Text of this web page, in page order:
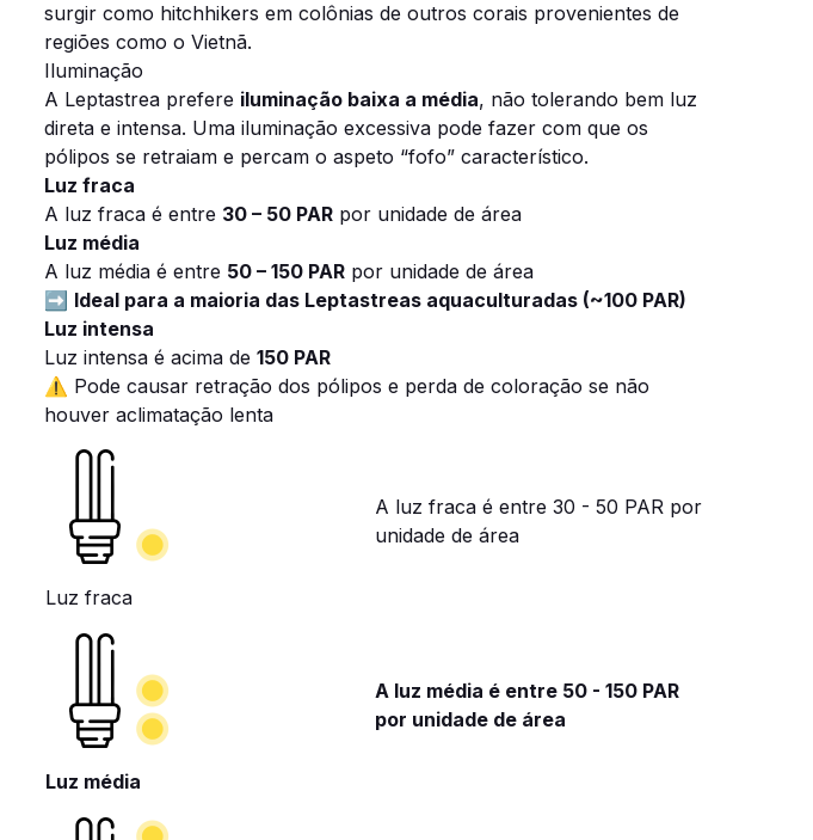
surgir como hitchhikers em colônias de outros corais provenientes de
regiões como o Vietnã.
Iluminação
A Leptastrea prefere iluminação baixa a média, não tolerando bem luz
direta e intensa. Uma iluminação excessiva pode fazer com que os
pólipos se retraiam e percam o aspeto “fofo” característico.
Luz fraca
A luz fraca é entre 30 – 50 PAR por unidade de área
Luz média
A luz média é entre 50 – 150 PAR por unidade de área
➡️ Ideal para a maioria das Leptastreas aquaculturadas (~100 PAR)
Luz intensa
Luz intensa é acima de 150 PAR
⚠️ Pode causar retração dos pólipos e perda de coloração se não
houver aclimatação lenta
Luz fraca
A luz fraca é entre 30 - 50 PAR por
unidade de área
Luz média
A luz média é entre 50 - 150 PAR
por unidade de área